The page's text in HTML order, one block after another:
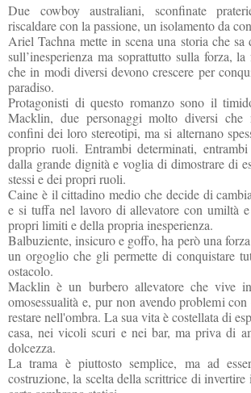
Due cowboy australiani, sconfinate
riscaldare con la passione, un isolamento da
Ariel Tachna mette in scena una storia che sa
sull’inesperienza ma soprattutto sulla forza,
che in modi diversi devono crescere per
paradiso.
Protagonisti di questo romanzo sono il
Macklin, due personaggi molto diversi che
confini dei loro stereotipi, ma si alternano
proprio ruoli. Entrambi determinati,
dalla grande dignità e voglia di dimostrare di
stessi e dei propri ruoli.
Caine è il cittadino medio che decide di
e si tuffa nel lavoro di allevatore con umiltà e
propri limiti e della propria inesperienza.
Balbuziente, insicuro e goffo, ha però una
un orgoglio che gli permette di conquistare
ostacolo.
Macklin è un burbero allevatore che vive
omosessualità e, pur non avendo problemi
restare nell'ombra. La sua vita è costellata di
casa, nei vicoli scuri e nei bar, ma priva di
dolcezza.
La trama è piuttosto semplice, ma ad
costruzione, la scelta della scrittrice di invertire